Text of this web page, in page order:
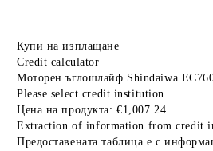
Купи на изплащане
Credit calculator
Моторен ъглошлайф Shindaiwa
Please select credit institution
Цена на продукта: €1,007.24
Extraction of information from credit
Предоставената таблица е с